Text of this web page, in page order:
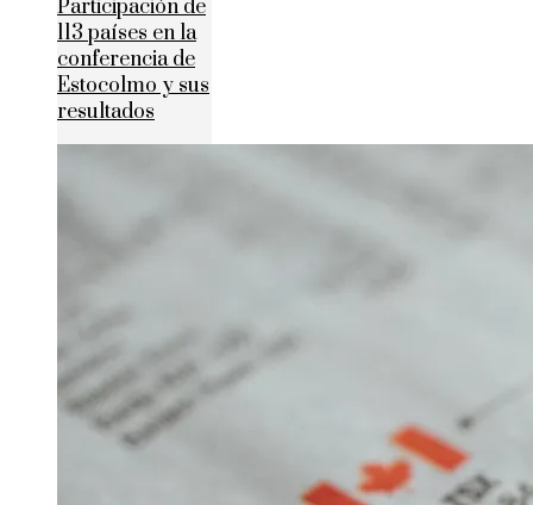
Participación de
113 países en la
conferencia de
Estocolmo y sus
resultados